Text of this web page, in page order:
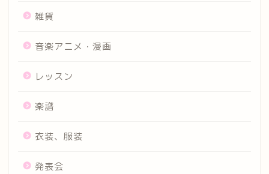
雑貨
音楽アニメ・漫画
レッスン
楽譜
衣装、服装
発表会